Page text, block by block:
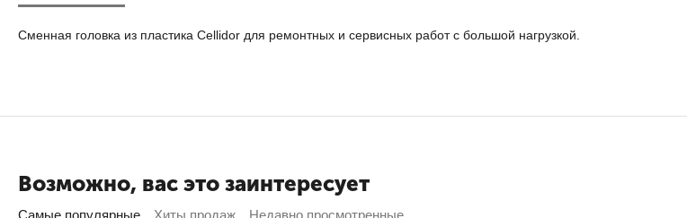
Сменная головка из пластика Cellidor для ремонтных и сервисных работ с большой нагрузкой.
Возможно, вас это заинтересует
Самые популярные Хиты продаж Недавно просмотренные